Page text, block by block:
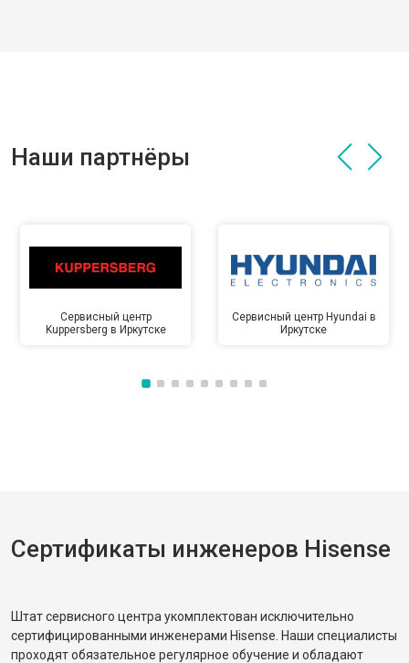
Наши партнёры
Сервисный центр
Kuppersberg в Иркутске
Сервисный центр Hyundai в
Иркутске
Сертификаты инженеров Hisense
Штат сервисного центра укомплектован исключительно
сертифицированными инженерами Hisense. Наши специалисты
проходят обязательное регулярное обучение и обладают